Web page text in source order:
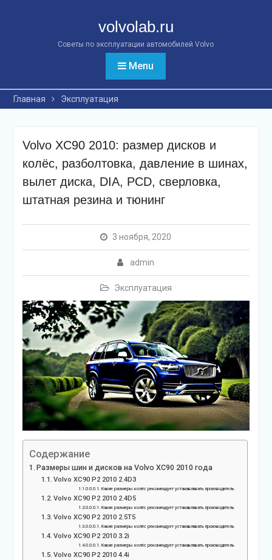
volvolab.ru
Советы по эксплуатации автомобилей Volvo
Menu
Главная Эксплуатация
Volvo XC90 2010: размер дисков и
колёс, разболтовка, давление в шинах,
вылет диска, DIA, PCD, сверловка,
штатная резина и тюнинг
3 ноября, 2020
admin
Эксплуатация
Содержание
Размеры шин и дисков на Volvo XC90 2010 года
Volvo XC90 P2 2010 2.4D3
Какие размеры колёс рекомендует устанавливать производитель
Volvo XC90 P2 2010 2.4D5
Какие размеры колёс рекомендует устанавливать производитель
Volvo XC90 P2 2010 2.5T5
Какие размеры колёс рекомендует устанавливать производитель
Volvo XC90 P2 2010 3.2i
Какие размеры колёс рекомендует устанавливать производитель
Volvo XC90 P2 2010 4.4i